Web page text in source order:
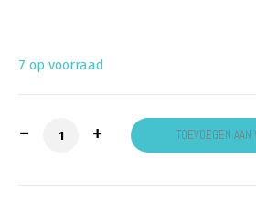
7 op voorraad
Cijfer 3 Blauw aantalTOEVOEGEN